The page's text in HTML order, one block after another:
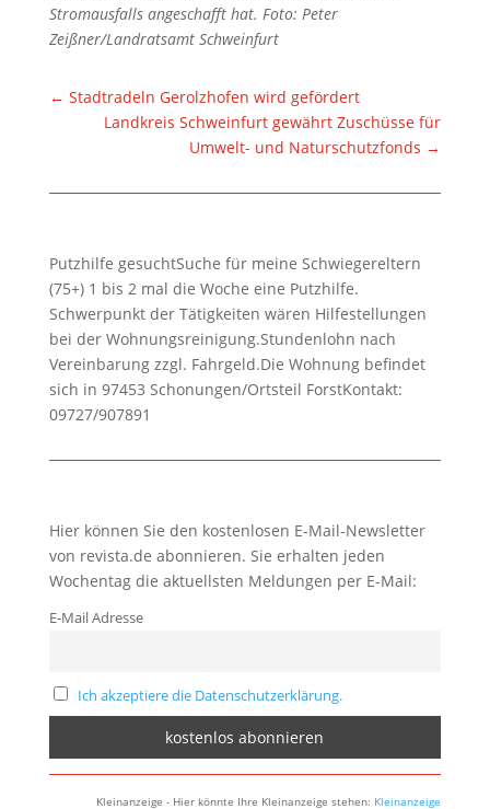
Stromausfalls angeschafft hat. Foto: Peter
Zeißner/Landratsamt Schweinfurt
← Stadtradeln Gerolzhofen wird gefördert
Landkreis Schweinfurt gewährt Zuschüsse für
Umwelt- und Naturschutzfonds →
Putzhilfe gesuchtSuche für meine Schwiegereltern
(75+) 1 bis 2 mal die Woche eine Putzhilfe.
Schwerpunkt der Tätigkeiten wären Hilfestellungen
bei der Wohnungsreinigung.Stundenlohn nach
Vereinbarung zzgl. Fahrgeld.Die Wohnung befindet
sich in 97453 Schonungen/Ortsteil ForstKontakt:
09727/907891
Hier können Sie den kostenlosen E-Mail-Newsletter
von revista.de abonnieren. Sie erhalten jeden
Wochentag die aktuellsten Meldungen per E-Mail:
E-Mail Adresse
Ich akzeptiere die Datenschutzerklärung.
Kleinanzeige - Hier könnte Ihre Kleinanzeige stehen: Kleinanzeige